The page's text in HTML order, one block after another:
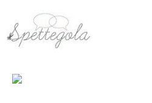
contenuto